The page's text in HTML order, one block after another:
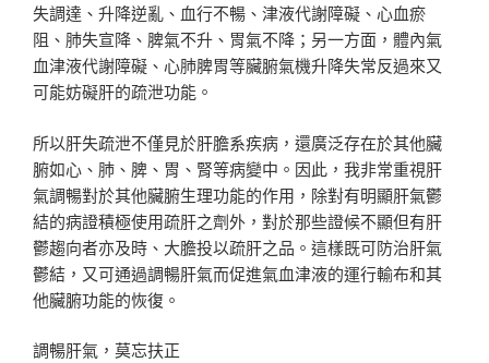
失調達、升降逆亂、血行不暢、津液代謝障礙、心血瘀
阻、肺失宣降、脾氣不升、胃氣不降；另一方面，體內氣
血津液代謝障礙、心肺脾胃等臟腑氣機升降失常反過來又
可能妨礙肝的疏泄功能。
所以肝失疏泄不僅見於肝膽系疾病，還廣泛存在於其他臟
腑如心、肺、脾、胃、腎等病變中。因此，我非常重視肝
氣調暢對於其他臟腑生理功能的作用，除對有明顯肝氣鬱
結的病證積極使用疏肝之劑外，對於那些證候不顯但有肝
鬱趨向者亦及時、大膽投以疏肝之品。這樣既可防治肝氣
鬱結，又可通過調暢肝氣而促進氣血津液的運行輸布和其
他臟腑功能的恢復。
調暢肝氣，莫忘扶正